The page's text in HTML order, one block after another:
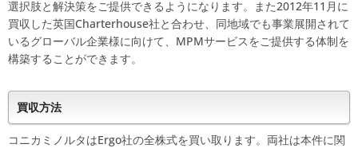
選択肢と解決策をご提供できるようになります。また2012年11月に
買収した英国Charterhouse社と合わせ、同地域でも事業展開されて
いるグローバル企業様に向けて、MPMサービスをご提供する体制を
構築することができます。
買収方法
コニカミノルタはErgo社の全株式を買い取ります。両社は本件に関